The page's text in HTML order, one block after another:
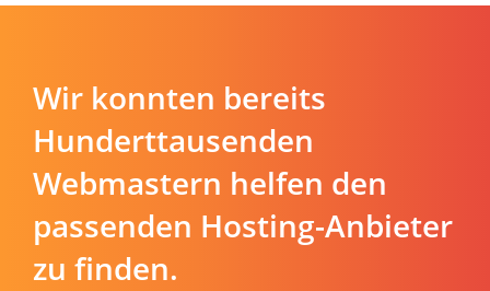
Wir konnten bereits
Hunderttausenden
Webmastern helfen den
passenden Hosting-Anbieter
zu finden.